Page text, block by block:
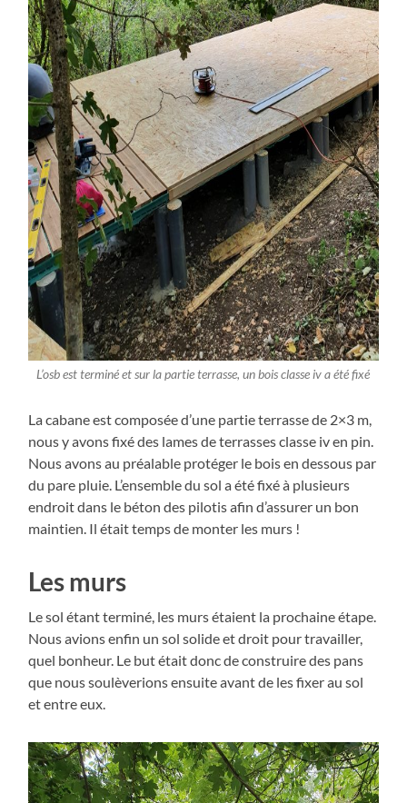
L’osb est terminé et sur la partie terrasse, un bois classe iv a été fixé
La cabane est composée d’une partie terrasse de 2×3 m,
nous y avons fixé des lames de terrasses classe iv en pin.
Nous avons au préalable protéger le bois en dessous par
du pare pluie. L’ensemble du sol a été fixé à plusieurs
endroit dans le béton des pilotis afin d’assurer un bon
maintien. Il était temps de monter les murs !
Les murs
Le sol étant terminé, les murs étaient la prochaine étape.
Nous avions enfin un sol solide et droit pour travailler,
quel bonheur. Le but était donc de construire des pans
que nous soulèverions ensuite avant de les fixer au sol
et entre eux.